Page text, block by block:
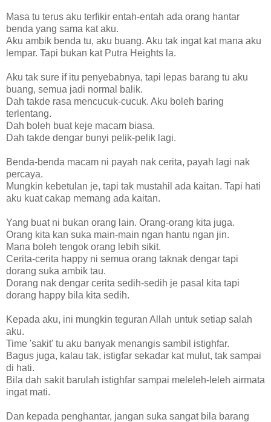
Masa tu terus aku terfikir entah-entah ada orang hantar
benda yang sama kat aku.
Aku ambik benda tu, aku buang. Aku tak ingat kat mana aku
lempar. Tapi bukan kat Putra Heights la.
Aku tak sure if itu penyebabnya, tapi lepas barang tu aku
buang, semua jadi normal balik.
Dah takde rasa mencucuk-cucuk. Aku boleh baring
terlentang.
Dah boleh buat keje macam biasa.
Dah takde dengar bunyi pelik-pelik lagi.
Benda-benda macam ni payah nak cerita, payah lagi nak
percaya.
Mungkin kebetulan je, tapi tak mustahil ada kaitan. Tapi hati
aku kuat cakap memang ada kaitan.
Yang buat ni bukan orang lain. Orang-orang kita juga.
Orang kita kan suka main-main ngan hantu ngan jin.
Mana boleh tengok orang lebih sikit.
Cerita-cerita happy ni semua orang taknak dengar tapi
dorang suka ambik tau.
Dorang nak dengar cerita sedih-sedih je pasal kita tapi
dorang happy bila kita sedih.
Kepada aku, ini mungkin teguran Allah untuk setiap salah
aku.
Time 'sakit' tu aku banyak menangis sambil istighfar.
Bagus juga, kalau tak, istigfar sekadar kat mulut, tak sampai
di hati.
Bila dah sakit barulah istighfar sampai meleleh-leleh airmata
ingat mati.
Dan kepada penghantar, jangan suka sangat bila barang